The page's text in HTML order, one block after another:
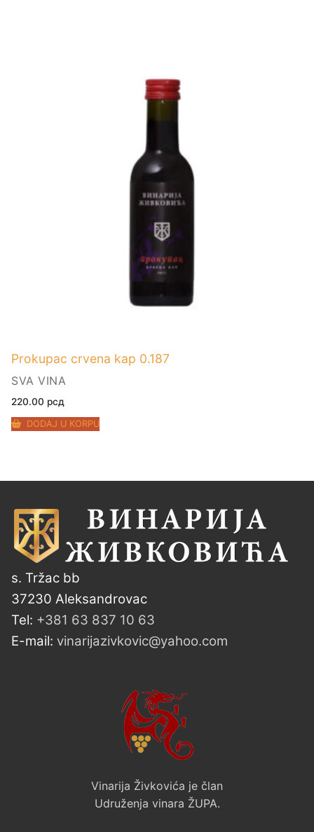
Prokupac crvena kap 0.187
SVA VINA
220.00 рсд
DODAJ U KORPU
s. Tržac bb
37230 Aleksandrovac
Tel: +381 63 837 10 63
E-mail: vinarijazivkovic@yahoo.com
Vinarija Živkovića je član
Udruženja vinara ŽUPA.